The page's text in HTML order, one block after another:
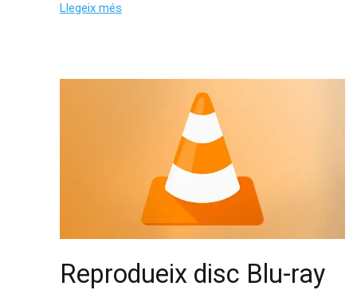
Llegeix més
Reprodueix disc Blu-ray